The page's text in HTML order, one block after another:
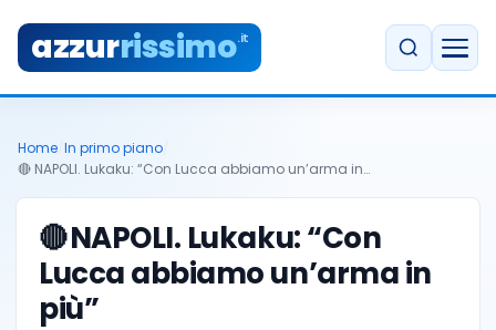
azzurrissimo.it
Home In primo piano
🔴 NAPOLI. Lukaku: “Con Lucca abbiamo un’arma in…
🔴NAPOLI. Lukaku: “Con
Lucca abbiamo un’arma in
più”